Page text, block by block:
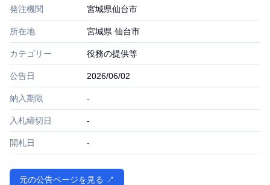
発注機関 宮城県仙台市
所在地 宮城県 仙台市
カテゴリー 役務の提供等
公告日 2026/06/02
納入期限 -
入札締切日 -
開札日 -
元の公告ページを見る ↗